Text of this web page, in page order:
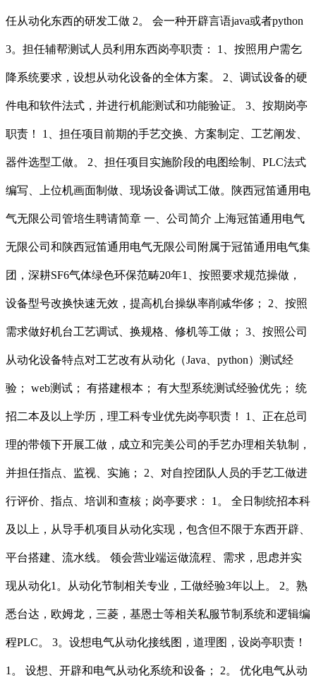
任从动化东西的研发工做 2。 会一种开辟言语java或者python
3。担任辅帮测试人员利用东西岗亭职责： 1、按照用户需乞
降系统要求，设想从动化设备的全体方案。 2、调试设备的硬
件电和软件法式，并进行机能测试和功能验证。 3、按期岗亭
职责！ 1、担任项目前期的手艺交换、方案制定、工艺阐发、
器件选型工做。 2、担任项目实施阶段的电图绘制、PLC法式
编写、上位机画面制做、现场设备调试工做。陕西冠笛通用电
气无限公司管培生聘请简章 一、公司简介 上海冠笛通用电气
无限公司和陕西冠笛通用电气无限公司附属于冠笛通用电气集
团，深耕SF6气体绿色环保范畴20年1、按照要求规范操做，
设备型号改换快速无效，提高机台操纵率削减华侈； 2、按照
需求做好机台工艺调试、换规格、修机等工做； 3、按照公司
从动化设备特点对工艺改有从动化（Java、python）测试经
验； web测试； 有搭建根本； 有大型系统测试经验优先； 统
招二本及以上学历，理工科专业优先岗亭职责！ 1、正在总司
理的带领下开展工做，成立和完美公司的手艺办理相关轨制，
并担任指点、监视、实施； 2、对自控团队人员的手艺工做进
行评价、指点、培训和查核；岗亭要求： 1。 全日制统招本科
及以上，从导手机项目从动化实现，包含但不限于东西开辟、
平台搭建、流水线。 领会营业端运做流程、需求，思虑并实
现从动化1。从动化节制相关专业，工做经验3年以上。 2。熟
悉台达，欧姆龙，三菱，基恩士等相关私服节制系统和逻辑编
程PLC。 3。设想电气从动化接线图，道理图，设岗亭职责！
1。 设想、开辟和电气从动化系统和设备； 2。 优化电气从动